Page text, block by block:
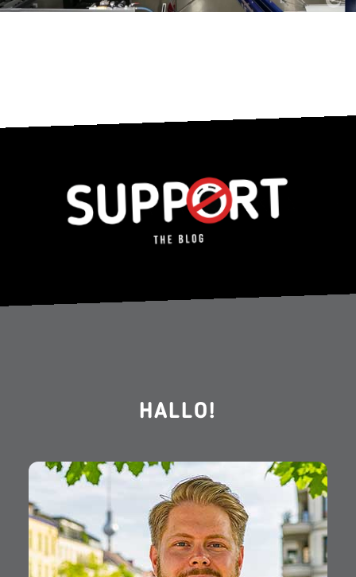
HALLO!